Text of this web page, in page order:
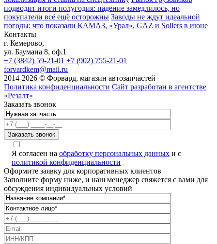
подводит итоги полугодия: падение замедлилось, но
покупатели всё ещё осторожны Заводы не ждут идеальной
погоды: что показали КАМАЗ, «Урал», GAZ и Sollers в июне
Контакты
г. Кемерово,
ул. Баумана 8, оф.1
+7 (3842) 59-21-01 +7 (902) 755-21-01
forvardkem@mail.ru
2014-2026 © Форвард, магазин автозапчастей
Политика конфиденциальности Сайт разработан в агентстве
«Резалт»
Заказать звонок
Я согласен на обработку персональных данных и с
политикой конфиденциальности
Оформите заявку для корпоративных клиентов
Заполните форму ниже, и наш менеджер свяжется с вами для
обсуждения индивидуальных условий